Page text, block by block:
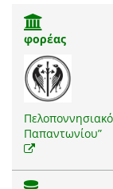
φορέας
Παπαντωνίου”